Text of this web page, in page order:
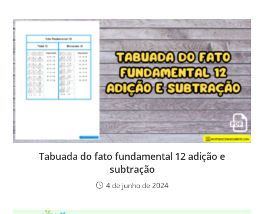
Tabuada do fato fundamental 12 adição e
subtração
4 de junho de 2024